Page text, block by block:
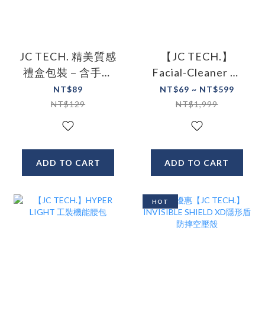
JC TECH. 精美質感
禮盒包裝－含手提
繩 (單入組)
NT$89
NT$129
ADD TO CART
【JC TECH.】
Facial-Cleaner 智
能聲波洗臉機
NT$69 ~ NT$599
NT$1,999
ADD TO CART
HOT